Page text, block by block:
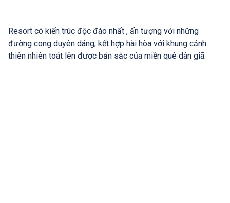
Resort có kiến trúc độc đáo nhất , ấn tượng với những
đường cong duyên dáng, kết hợp hài hòa với khung cảnh
thiên nhiên toát lên được bản sắc của miền quê dân giã.